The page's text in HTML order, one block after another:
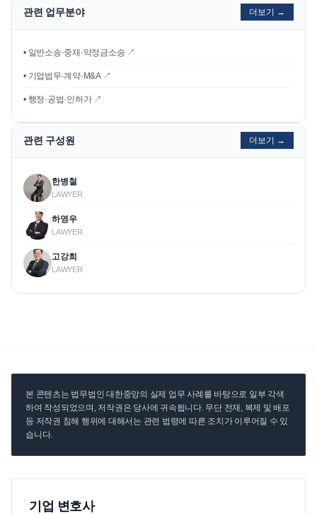
관련 업무분야 더보기 →
• 일반소송·중재·약정금소송 ↗
• 기업법무·계약·M&A ↗
• 행정·공법·인허가 ↗
관련 구성원 더보기 →
한병철
LAWYER
하영우
LAWYER
고강희
LAWYER
본 콘텐츠는 법무법인 대한중앙의 실제 업무 사례를 바탕으로 일부 각색
하여 작성되었으며, 저작권은 당사에 귀속됩니다. 무단 전재, 복제 및 배포
등 저작권 침해 행위에 대해서는 관련 법령에 따른 조치가 이루어질 수 있
습니다.
기업 변호사